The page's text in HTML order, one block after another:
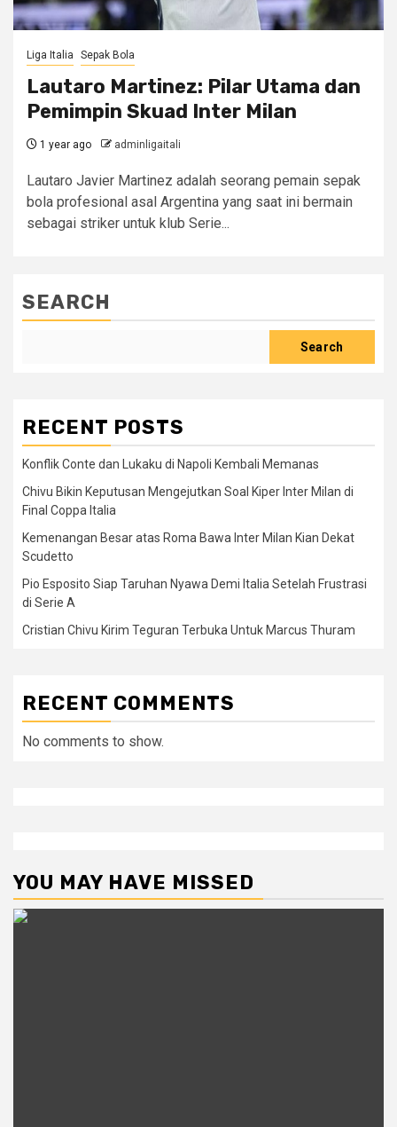
Liga Italia Sepak Bola
Lautaro Martinez: Pilar Utama dan
Pemimpin Skuad Inter Milan
1 year ago adminligaitali
Lautaro Javier Martinez adalah seorang pemain sepak
bola profesional asal Argentina yang saat ini bermain
sebagai striker untuk klub Serie...
SEARCH
Search
RECENT POSTS
Konflik Conte dan Lukaku di Napoli Kembali Memanas
Chivu Bikin Keputusan Mengejutkan Soal Kiper Inter Milan di
Final Coppa Italia
Kemenangan Besar atas Roma Bawa Inter Milan Kian Dekat
Scudetto
Pio Esposito Siap Taruhan Nyawa Demi Italia Setelah Frustrasi
di Serie A
Cristian Chivu Kirim Teguran Terbuka Untuk Marcus Thuram
RECENT COMMENTS
No comments to show.
YOU MAY HAVE MISSED